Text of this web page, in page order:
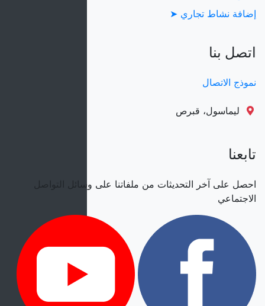
إضافة نشاط تجاري ➤
اتصل بنا
نموذج الاتصال
ليماسول، قبرص
تابعنا
احصل على آخر التحديثات من ملفاتنا على وسائل التواصل
الاجتماعي